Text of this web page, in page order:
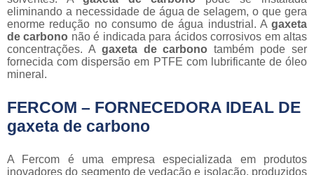
eliminando a necessidade de água de selagem, o que gera
enorme redução no consumo de água industrial. A gaxeta
de carbono não é indicada para ácidos corrosivos em altas
concentrações. A gaxeta de carbono também pode ser
fornecida com dispersão em PTFE com lubrificante de óleo
mineral.
FERCOM – FORNECEDORA IDEAL DE
gaxeta de carbono
A Fercom é uma empresa especializada em produtos
inovadores do segmento de vedação e isolação, produzidos